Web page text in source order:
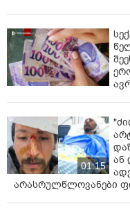
01:15
ან
არასრულწლოვანები